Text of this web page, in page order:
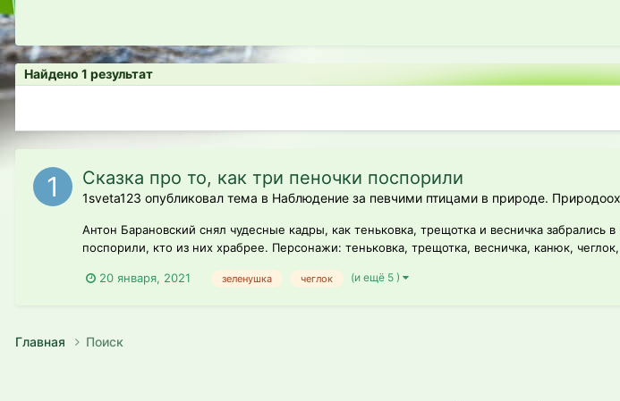
Найдено 1 результат
Сказка про то, как три пеночки поспорили
1sveta123 опубликовал тема в Наблюдение за певчими птицами в природе.
Антон Барановский снял чудесные кадры, как теньковка, трещотка и весничка
поспорили, кто из них храбрее. Персонажи: теньковка, трещотка, весничка, канюк,
20 января, 2021 зеленушка чеглок (и ещё 5 )
Главная Поиск